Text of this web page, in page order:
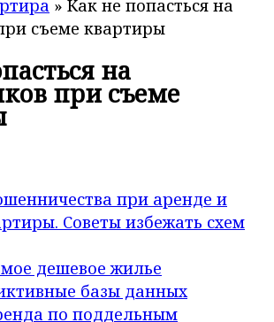
» Как не попасться на
съеме квартиры
на
при съеме
при аренде и
Советы избежать схем
дешевое жилье
базы данных
по поддельным